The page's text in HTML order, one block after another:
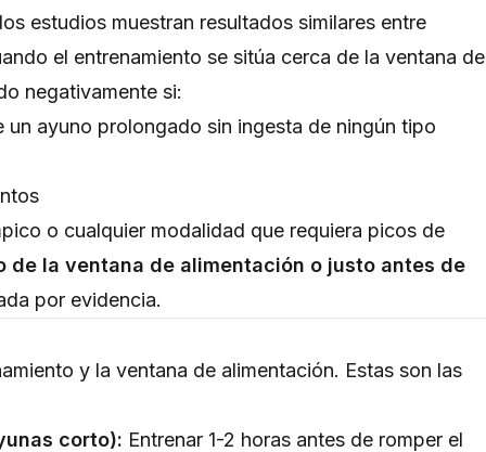
estudios muestran resultados similares entre
el entrenamiento se sitúa cerca de la ventana de
negativamente si:
ayuno prolongado sin ingesta de ningún tipo
o cualquier modalidad que requiera picos de
de la ventana de alimentación o justo antes de
por evidencia.
y la ventana de alimentación. Estas son las
corto): Entrenar 1-2 horas antes de romper el